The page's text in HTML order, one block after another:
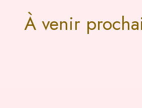
À venir